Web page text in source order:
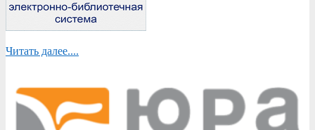
Читать далее....